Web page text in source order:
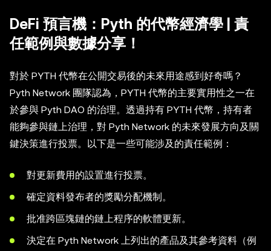
DeFi 預言機：Pyth 的代幣經濟學 | 責
任範例與數據分享！
對於 PYTH 代幣在公開交易後的未來用途感到好奇嗎？
Pyth Network 團隊認為，PYTH 代幣的主要實用性之一在
於參與 Pyth DAO 的治理。透過持有 PYTH 代幣，持有者
能夠參與鏈上治理，對 Pyth Network 的未來發展方向及關
鍵決策進行投票。以下是一些可能涉及的責任範例：
對更新費用的設置進行投票。
確定資料發布者的獎勵分配機制。
批准跨區塊鏈的鏈上程序的軟體更新。
決定在 Pyth Network 上列出的產品及其參考資料（例